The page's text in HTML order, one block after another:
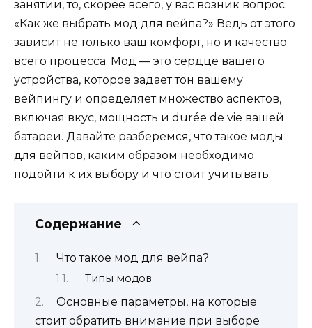
занятии, то, скорее всего, у вас возник вопрос:
«Как же выбрать мод для вейпа?» Ведь от этого
зависит не только ваш комфорт, но и качество
всего процесса. Мод — это сердце вашего
устройства, которое задает тон вашему
вейпингу и определяет множество аспектов,
включая вкус, мощность и durée de vie вашей
батареи. Давайте разберемся, что такое моды
для вейпов, каким образом необходимо
подойти к их выбору и что стоит учитывать.
Содержание
Что такое мод для вейпа?
Типы модов
Основные параметры, на которые
стоит обратить внимание при выборе